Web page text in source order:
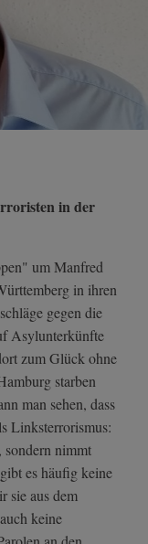
in der
um Manfred
in ihren
gegen die
Asylunterkünfte
zum Glück ohne
starben
man sehen, dass
Linksterrorismus:
sondern nimmt
es häufig keine
sie aus dem
keine